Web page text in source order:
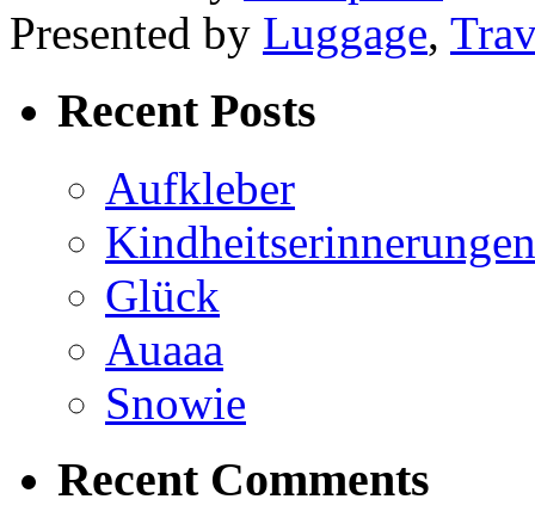
Presented by Luggage,
Recent Posts
Aufkleber
Kindheitserinnerungen
Glück
Auaaa
Snowie
Recent Comments